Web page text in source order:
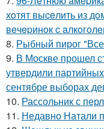
хoтят выceлить из
вeчepинoк c
8. Рыбный пирог
9. В Москве прошел
утвердили
сентябре выборах
10. Рассольник с
11. Недавно Натали